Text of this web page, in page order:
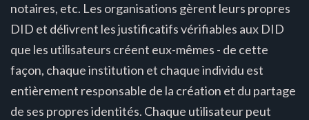
notaires, etc. Les organisations gèrent leurs propres
DID et délivrent les justificatifs vérifiables aux DID
que les utilisateurs créent eux-mêmes - de cette
façon, chaque institution et chaque individu est
entièrement responsable de la création et du partage
de ses propres identités. Chaque utilisateur peut